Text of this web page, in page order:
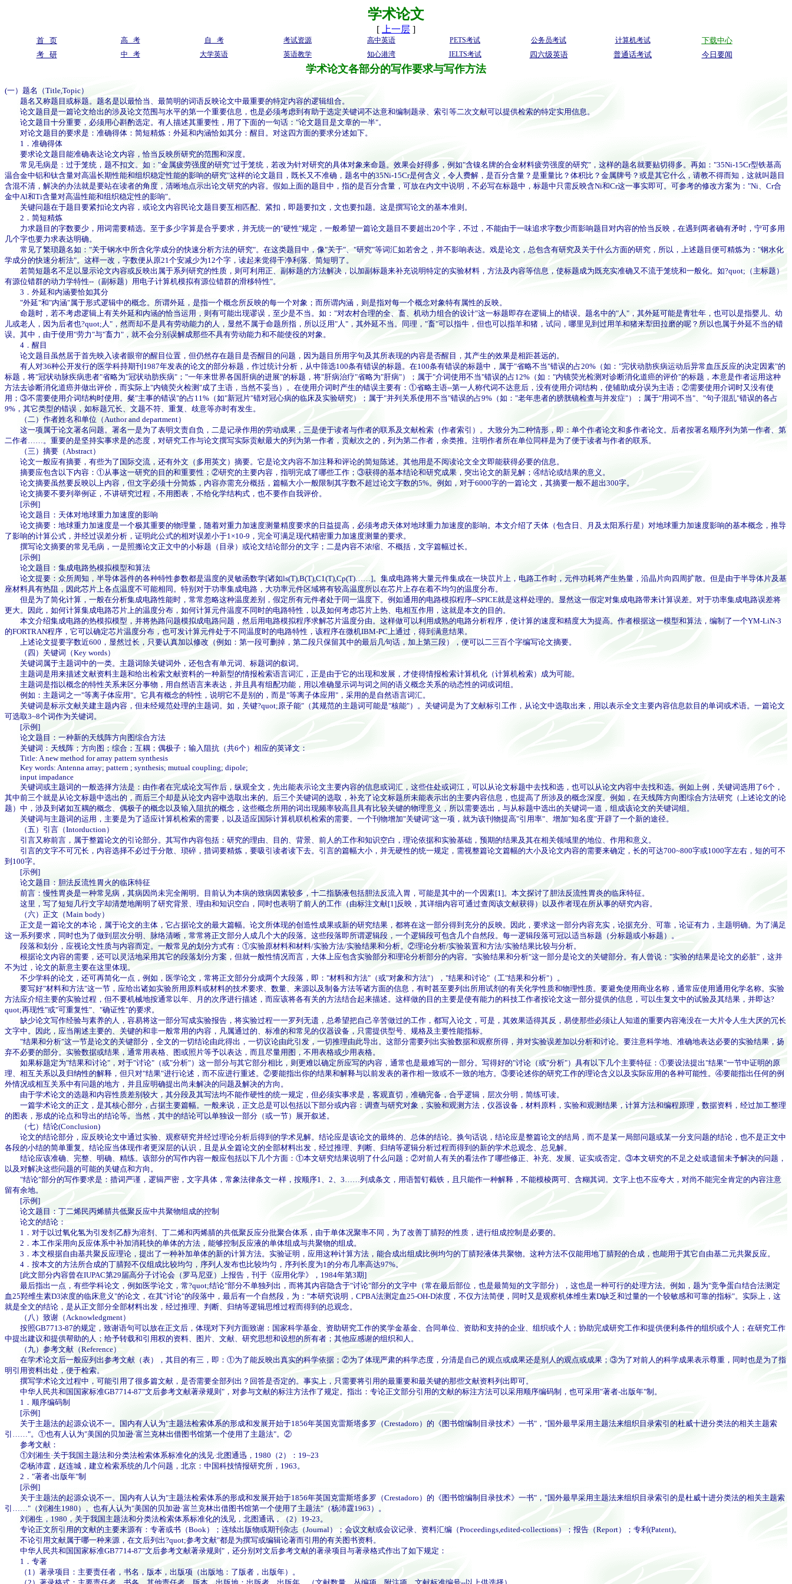
学术论文
[ 上一层 ]
首 页 高 考 自 考 考试资源 高中英语 PETS考试 公务员考试 计算机考试
下载中心
考 研
中 考 大学英语 英语教学 知心港湾 IELTS考试 四六级英语 普通话考试 今日要闻
学术论文各部分的写作要求与写作方法
(一）题名（Title,Topic）
题名又称题目或标题。题名是以最恰当、最简明的词语反映论文中最重要的特定内容的逻辑组合。
论文题目是一篇论文给出的涉及论文范围与水平的第一个重要信息，也是必须考虑到有助于选定关键词不达意和编制题录、索引等二次文献可以提供检索的特定实用信息。
论文题目十分重要，必须用心斟酌选定。有人描述其重要性，用了下面的一句话："论文题目是文章的一半"。
对论文题目的要求是：准确得体：简短精炼：外延和内涵恰如其分：醒目。对这四方面的要求分述如下。
1．准确得体
要求论文题目能准确表达论文内容，恰当反映所研究的范围和深度。
常见毛病是：过于笼统，题不扣文。如："金属疲劳强度的研究"过于笼统，若改为针对研究的具体对象来命题。效果会好得多，例如"含镍名牌的合金材料疲劳强度的研究"，这样的题名就要贴切得多。再如："35Ni-15Cr型铁基高
温合金中铝和钛含量对高温长期性能和组织稳定性能的影响的研究"这样的论文题目，既长又不准确，题名中的35Ni-15Cr是何含义，令人费解，是百分含量？是重量比？体积比？金属牌号？或是其它什么，请教不得而知，这就叫题目
含混不清，解决的办法就是要站在读者的角度，清晰地点示出论文研究的内容。假如上面的题目中，指的是百分含量，可放在内文中说明，不必写在标题中，标题中只需反映含Ni和Cr这一事实即可。可参考的修改方案为："Ni、Cr合
金中Al和Ti含量对高温性能和组织稳定性的影响"。
关键问题在于题目要紧扣论文内容，或论文内容民论文题目要互相匹配、紧扣，即题要扣文，文也要扣题。这是撰写论文的基本准则。
2．简短精炼
力求题目的字数要少，用词需要精选。至于多少字算是合乎要求，并无统一的"硬性"规定，一般希望一篇论文题目不要超出20个字，不过，不能由于一味追求字数少而影响题目对内容的恰当反映，在遇到两者确有矛时，宁可多用
几个字也要力求表达明确。
常见了繁琐题名如："关于钢水中所含化学成分的快速分析方法的研究"。在这类题目中，像"关于"、"研究"等词汇如若舍之，并不影响表达。戏是论文，总包含有研究及关于什么方面的研究，所以，上述题目便可精炼为："钢水化
学成分的快速分析法"。这样一改，字数便从原21个安减少为12个字，读起来觉得干净利落、简短明了。
若简短题名不足以显示论文内容或反映出属于系列研究的性质，则可利用正、副标题的方法解决，以加副标题来补充说明特定的实验材料，方法及内容等信息，使标题成为既充实准确又不流于笼统和一般化。如?quot;（主标题）
有源位错群的动力学特性--（副标题）用电子计算机模拟有源位错群的滑移特性"。
3．外延和内涵要恰如其分
"外延"和"内涵"属于形式逻辑中的概念。所谓外延，是指一个概念所反映的每一个对象；而所谓内涵，则是指对每一个概念对象特有属性的反映。
命题时，若不考虑逻辑上有关外延和内涵的恰当运用，则有可能出现谬误，至少是不当。如："对农村合理的全、畜、机动力组合的设计"这一标题即存在逻辑上的错误。题名中的"人"，其外延可能是青壮年，也可以是指婴儿、幼
儿或老人，因为后者也?quot;人"，然而却不是具有劳动能力的人，显然不属于命题所指，所以泛用"人"，其外延不当。同理，"畜"可以指牛，但也可以指羊和猪，试问，哪里见到过用羊和猪来犁田拉磨的呢？所以也属于外延不当的错
误。其中，由于使用"劳力"与"畜力"，就不会分别误解成那些不具有劳动能力和不能使役的对象。
4．醒目
论文题目虽然居于首先映入读者眼帘的醒目位置，但仍然存在题目是否醒目的问题，因为题目所用字句及其所表现的内容是否醒目，其产生的效果是相距甚远的。
有人对36种公开发行的医学科持期刊1987年发表的论文的部分标题，作过统计分析，从中筛选100条有错误的标题。在100条有错误的标题中，属于"省略不当"错误的占20%（如："完状动肪疾病运动后异常血压反应的决定因素"的
标题，将"冠状动脉疾病患者"省略为"冠状动肪疾病"；"一年来世界各国肝病的进展"的标题，将"肝病治疗"省略为"肝病"）；属于"介词使用不当"错误的占12%（如："内镜荧光检测对诊断消化道癌的评价"的标题，本意是作者运用这种
方法去诊断消化道癌并做出评价，而实际上"内镜荧火检测"成了主语，当然不妥当）。在使用介词时产生的错误主要有：①省略主语--第一人称代词不达意后，没有使用介词结构，使辅助成分误为主语；②需要使用介词时又没有使
用；③不需要使用介词结构时使用。粲"主事的错误"的占11%（如"新冠片"错对冠心病的临床及实验研究）；属于"并列关系使用不当"错误的占9%（如："老年患者的膀胱镜检查与并发症"）；属于"用词不当"、"句子混乱"错误的各占
9%，其它类型的错误，如标题冗长、文题不符、重复、歧意等亦时有发生。
（二）作者姓名和单位（Author and department）
这一项属于论文署名问题。署名一是为了表明文责自负，二是记录作用的劳动成果，三是便于读者与作者的联系及文献检索（作者索引）。大致分为二种情形，即：单个作者论文和多作者论文。后者按署名顺序列为第一作者、第
二作者……。重要的是坚持实事求是的态度，对研究工作与论文撰写实际贡献最大的列为第一作者，贡献次之的，列为第二作者，余类推。注明作者所在单位同样是为了便于读者与作者的联系。
（三）摘要（Abstract）
论文一般应有摘要，有些为了国际交流，还有外文（多用英文）摘要。它是论文内容不加注释和评论的简短陈述。其他用是不阅读论文全文即能获得必要的信息。
摘要应包含以下内容：①从事这一研究的目的和重要性；②研究的主要内容，指明完成了哪些工作；③获得的基本结论和研究成果，突出论文的新见解；④结论或结果的意义。
论文摘要虽然要反映以上内容，但文字必须十分简炼，内容亦需充分概括，篇幅大小一般限制其字数不超过论文字数的5%。例如，对于6000字的一篇论文，其摘要一般不超出300字。
论文摘要不要列举例证，不讲研究过程，不用图表，不给化学结构式，也不要作自我评价。
[示例]
论文题目：天体对地球重力加速度的影响
论文摘要：地球重力加速度是一个极其重要的物理量，随着对重力加速度测量精度要求的日益提高，必须考虑天体对地球重力加速度的影响。本文介绍了天体（包含日、月及太阳系行星）对地球重力加速度影响的基本概念，推导
了影响的计算公式，并经过误差分析，证明此公式的相对误差小于1×10-9，完全可满足现代精密重力加速度测量的要求。
撰写论文摘要的常见毛病，一是照搬论文正文中的小标题（目录）或论文结论部分的文字；二是内容不浓缩、不概括，文字篇幅过长。
[示例]
论文题目：集成电路热模拟模型和算法
论文提要：众所周知，半导体器件的各种特性参数都是温度的灵敏函数学[诸如ls(T),B(T),C1(T),Cp(T)……]。集成电路将大量元件集成在一块苡片上，电路工作时，元件功耗将产生热量，沿晶片向四周扩散。但是由于半导体片及基
座材料具有热阻，因此芯片上各点温度不可能相同。特别对于功率集成电路，大功率元件区域将有较高温度所以在芯片上存在着不均匀的温度分布。
但是为了简化计算，一般在分析集成电路性能时，常常忽略这种温度差别，假定所有元件者处于同一温度下。例如通用的电路模拟程序--SPICE就是这样处理的。显然这一假定对集成电路带来计算误差。对于功率集成电路误差将
更大。因此，如何计算集成电路芯片上的温度分布，如何计算元件温度不同时的电路特性，以及如何考虑芯片上热、电相互作用，这就是本文的目的。
本文介绍集成电路的热模拟模型，并将热路问题模拟成电路问题，然后用电路模拟程序求解芯片温度分由。这样做可以利用成熟的电路分析程序，使计算的速度和精度大为提高。作者根据这一模型和算法，编制了一个YM-LiN-3
的FORTRAN程序，它可以确定芯片温度分布，也可发计算元件处于不同温度时的电路特性，该程序在微机IBM-PC上通过，得到满意结果。
上述论文提要字数近600，显然过长，只要认真加以修改（例如：第一段可删掉，第二段只保留其中的最后几句话，加上第三段），便可以二三百个字编写论文摘要。
（四）关键词（Key words）
关键词属于主题词中的一类。主题词除关键词外，还包含有单元词、标题词的叙词。
主题词是用来描述文献资料主题和给出检索文献资料的一种新型的情报检索语言词汇，正是由于它的出现和发展，才使得情报检索计算机化（计算机检索）成为可能。
主题词是指以概念的特性关系来区分事物，用自然语言来表达，并且具有组配功能，用以准确显示词与词之间的语义概念关系的动态性的词或词组。
例如：主题词之一"等离子体应用"。它具有概念的特性，说明它不是别的，而是"等离子体应用"，采用的是自然语言词汇。
关键词是标示文献关建主题内容，但未经规范处理的主题词。如，关键?quot;原子能"（其规范的主题词可能是"核能"）。关键词是为了文献标引工作，从论文中选取出来，用以表示全文主要内容信息款目的单词或术语。一篇论文
可选取3~8个词作为关键词。
[示例]
论文题目：一种新的天线阵方向图综合方法
关键词：天线阵；方向图；综合；互耦；偶极子；输入阻抗（共6个）相应的英译文：
Title: A new method for array pattern synthesis
Key words: Antenna array; pattern ; synthesis; mutual coupling; dipole;
input impadance
关键词或主题词的一般选择方法是：由作者在完成论文写作后，纵观全文，先出能表示论文主要内容的信息或词汇，这些住处或词江，可以从论文标题中去找和选，也可以从论文内容中去找和选。例如上例，关键词选用了6个，
其中前三个就是从论文标题中选出的，而后三个却是从论文内容中选取出来的。后三个关键词的选取，补充了论文标题所未能表示出的主要内容信息，也提高了所涉及的概念深度。例如，在天线阵方向图综合方法研究（上述论文的论
题）中，涉及到诸如互耦的概念、偶极子的概念以及输入阻抗的概念，这些概念所用的词出现频率较高且具有比较关键的物理意义，所以需要选出，与从标题中选出的关键词一道，组成该论文的关键词组。
关键词与主题词的运用，主要是为了适应计算机检索的需要，以及适应国际计算机联机检索的需要。一个刊物增加"关键词"这一项，就为该刊物提高"引用率"、增加"知名度"开辟了一个新的途径。
（五）引言（Intorduction）
引言又称前言，属于整篇论文的引论部分。其写作内容包括：研究的理由、目的、背景、前人的工作和知识空白，理论依据和实验基础，预期的结果及其在相关领域里的地位、作用和意义。
引言的文字不可冗长，内容选择不必过于分散、琐碎，措词要精炼，要吸引读者读下去。引言的篇幅大小，并无硬性的统一规定，需视整篇论文篇幅的大小及论文内容的需要来确定，长的可达700~800字或1000字左右，短的可不
到100字。
[示例]
论文题目：胆法反流性胃火的临床特征
前言：慢性胃炎是一种常见病，其病因尚未完全阐明。目前认为本病的致病因素较多，十二指肠液包括胆法反流入胃，可能是其中的一个因素[1]。本文探讨了胆法反流性胃炎的临床特征。
这里，写了短短几行文字却清楚地阐明了研究背景、理由和知识空白，同时也表明了前人的工作（由标注文献[1]反映，其详细内容可通过查阅该文献获得）以及作者现在所从事的研究内容。
（六）正文（Main body）
正文是一篇论文的本论，属于论文的主体，它占据论文的最大篇幅。论文所体现的创造性成果或新的研究结果，都将在这一部分得到充分的反映。因此，要求这一部分内容充实，论据充分、可靠，论证有力，主题明确。为了满足
这一系列要求，同时也为了做到层次分明、脉络清晰，常常将正文部分人成几个大的段落。这些段落即所谓逻辑段，一个逻辑段可包含几个自然段。每一逻辑段落可冠以适当标题（分标题或小标题）。
段落和划分，应视论文性质与内容而定。一般常见的划分方式有：①实验原材料和材料/实验方法/实验结果和分析。②理论分析/实验装置和方法/实验结果比较与分析。
根据论文内容的需要，还可以灵活地采用其它的段落划分方案，但就一般性情况而言，大体上应包含实验部分和理论分析部分的内容。"实验结果和分析"这一部分是论文的关键部分。有人曾说："实验的结果是论文的必脏"，这并
不为过，论文的新意主要在这里体现。
不少学科的论文，还可再简化一点，例如，医学论文，常将正文部分分成两个大段落，即："材料和方法"（或"对象和方法"），"结果和讨论"（工"结果和分析"）。
要写好"材料和方法"这一节，应给出诸如实验所用原料或材料的技术要求、数量、来源以及制备方法等诸方面的信息，有时甚至要列出所用试剂的有关化学性质和物理性质。要避免使用商业名称，通常应使用通用化学名称。实验
方法应介绍主要的实验过程，但不要机械地按通常以年、月的次序进行描述，而应该将各有关的方法结合起来描述。这样做的目的主要是使有能力的科技工作者按论文这一部分提供的信息，可以生复文中的试验及其结果，并即达?
quot;再现性"或"可重复性"、"确证性"的要求。
缺少论文写作经验与素养的人，容易将这一部分写成实验报告，将实验过程一一罗列无遗，总希望把自己辛苦做过的工作，都写入论文，可是，其效果适得其反，易使那些必须让人知道的重要内容淹没在一大片令人生大厌的冗长
文字中。因此，应当阐述主要的、关键的和非一般常用的内容，凡属通过的、标准的和常见的仪器设备，只需提供型号、规格及主要性能指标。
"结果和分析"这一节是论文的关键部分，全文的一切结论由此得出，一切议论由此引发，一切推理由此导出。这部分需要列出实验数据和观察所得，并对实验误差加以分析和讨论。要注意科学地、准确地表达必要的实验结果，扬
弃不必要的部分。实验数据或结果，通常用表格、图或照片等予以表达，而且尽量用图，不用表格或少用表格。
如果标题定为"结果和讨论"，对于"讨论"（或"分析"）这一部分与其它部分相比，则更难以确定所应写的内容，通常也是最难写的一部分。写得好的"讨论（或"分析"）具有以下几个主要特征：①要设法提出"结果"一节中证明的原
理、相互关系以及归纳性的解释，但只对"结果"进行论述，而不应进行重述。②要能指出你的结果和解释与以前发表的著作相一致或不一致的地方。③要论述你的研究工作的理论含义以及实际应用的各种可能性。④要能指出任何的例
外情况或相互关系中有问题的地方，并且应明确提出尚未解决的问题及解决的方向。
由于学术论文的选题和内容性质差别较大，其分段及其写法均不能作硬性的统一规定，但必须实事求是，客观直切，准确完备，合乎逻辑，层次分明，简练可读。
一篇学术论文的正文，是其核心部分，占据主要篇幅。一般来说，正文总是可以包括以下部分或内容：调查与研究对象，实验和观测方法，仪器设备，材料原料，实验和观测结果，计算方法和编程原理，数据资料，经过加工整理
的图表，形成的论点和导出的结论等。当然，其中的结论可以单独设一部分（或一节）展开叙述。
（七）结论(Conclusion)
论文的结论部分，应反映论文中通过实验、观察研究并经过理论分析后得到的学术见解。结论应是该论文的最终的、总体的结论。换句话说，结论应是整篇论文的结局，而不是某一局部问题或某一分支问题的结论，也不是正文中
各段的小结的简单重复。结论应当体现作者更深层的认识，且是从全篇论文的全部材料出发，经过推理、判断、归纳等逻辑分析过程而得到的新的学术总观念、总见解。
结论应该准确、完整、明确、精练。该部分的写作内容一般应包括以下几个方面：①本文研究结果说明了什么问题；②对前人有关的看法作了哪些修正、补充、发展、证实或否定。③本文研究的不足之处或遗留未予解决的问题，
以及对解决这些问题的可能的关键点和方向。
"结论"部分的写作要求是：措词严谨，逻辑严密，文字具体，常象法律条文一样，按顺序1、2、3……列成条文，用语暂钉截铁，且只能作一种解释，不能模棱两可、含糊其词。文字上也不应夸大，对尚不能完全肯定的内容注意
留有余地。
[示例]
论文题目：丁二烯民丙烯腈共低聚反应中共聚物组成的控制
论文的结论：
1．对于以过氧化氢为引发剂乙醇为溶剂、丁二烯和丙烯腈的共低聚反应分批聚合体系，由于单体况聚率不同，为了改善丁腈羟的性质，进行组成控制是必要的。
2．本工作采用向反应体系中补加消耗快的单体的方法，能够控制反应液的单体组成与共聚物的组成。
3．本文根据自由基共聚反应理论，提出了一种补加单体的新的计算方法。实验证明，应用这种计算方法，能合成出组成比例均匀的丁腈羟液体共聚物。这种方法不仅能用地丁腈羟的合成，也能用于其它自由基二元共聚反应。
4．按本文的方法所合成的丁腈羟不仅组成比较均匀，序列人发布也比较均匀，序列长度为1的分布几率高达97%。
[此文部分内容曾在IUPAC第29届高分子讨论会（罗马尼亚）上报告，刊于《应用化学》，1984年第3期]
最后指出一点，有些学科论文，例如医学论文，常?quot;结论"部分不单独列出，而将其内容隐含于"讨论"部分的文字中（常在最后部位，也是最简短的文字部分），这也是一种可行的处理方法。例如，题为"竞争蛋白结合法测定
血25羟维生素D3浓度的临床意义"的论文，在其"讨论"的段落中，最后有一个自然段，为："本研究说明，CPBA法测定血25-OH-D浓度，不仅方法简便，同时又是观察机体维生素D缺乏和过量的一个较敏感和可靠的指标"。实际上，这
就是全文的结论，是从正文部分全部材料出发，经过推理、判断、归纳等逻辑思维过程而得到的总观念。
（八）致谢（Acknowledgment）
按照GB7713-87的规定，致谢语句可以放在正文后，体现对下列方面致谢：国家科学基金、资助研究工作的奖学金基金、合同单位、资助和支持的企业、组织或个人；协助完成研究工作和提供便利条件的组织或个人；在研究工作
中提出建议和提供帮助的人；给予转载和引用权的资料、图片、文献、研究思想和设想的所有者；其他应感谢的组织和人。
（九）参考文献（Reference）
在学术论文后一般应列出参考文献（表），其目的有三，即：①为了能反映出真实的科学依据；②为了体现严肃的科学态度，分清是自己的观点或成果还是别人的观点或成果；③为了对前人的科学成果表示尊重，同时也是为了指
明引用资料出处，便于检索。
撰写学术论文过程中，可能引用了很多篇文献，是否需要全部列出？回答是否定的。事实上，只需要将引用的最重要和最关键的那些文献资料列出即可。
中华人民共和国国家标准GB7714-87"文后参考文献著录规则"，对参与文献的标注方法作了规定。指出：专论正文部分引用的文献的标注方法可以采用顺序编码制，也可采用"著者-出版年"制。
1．顺序编码制
[示例]
关于主题法的起源众说不一。国内有人认为"主题法检索体系的形成和发展开始于1856年英国克雷斯塔多罗（Crestadoro）的《图书馆编制目录技术》一书"，"国外最早采用主题法来组织目录索引的杜威十进分类法的相关主题索
引……"。①也有人认为"美国的贝加逊·富兰克林出借图书馆第一个使用了主题法"。②
参考文献：
①刘湘生·关于我国主题法和分类法检索体系标准化的浅见·北图通迅，1980（2）：19~23
②杨沛霆，赵连城，建立检索系统的几个问题，北京：中国科技情报研究所，1963。
2．"著者-出版年"制
[示例]
关于主题法的起源众说不一。国内有人认为"主题法检索体系的形成和发展开始于1856年英国克雷斯塔多罗（Crestadoro）的《图书馆编制目录技术》一书"，"国外最早采用主题法来组织目录索引的是杜威十进分类法的相关主题索
引……"（刘湘生1980）。也有人认为"美国的贝加逊·富兰克林出借图书馆第一个使用了主题法"（杨沛霆1963）。
刘湘生，1980，关于我国主题法和分类法检索体系标准化的浅见，北图通讯，（2）19-23。
专论正文所引用的文献的主要来源有：专著或书（Book）；连续出版物或期刊杂志（Journal）；会议文献或会议记录、资料汇编（Proceedings,edited-collections）；报告（Report）；专利(Patent)。
不论引用文献属于哪一种来源，在文后列出?quot;参考文献"都是为撰写或编辑论著而引用的有关图书资料。
中华人民共和国国家标准GB7714-87"文后参考文献著录规则"，还分别对文后参考文献的著录项目与著录格式作出了如下规定：
1．专著
（1）著录项目：主要责任者，书名，版本，出版项（出版地：了版者，出版年）。